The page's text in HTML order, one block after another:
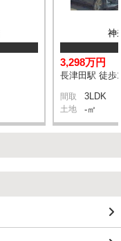
神
3,298万円
長津田駅 徒歩
間取 3LDK
土地 -㎡